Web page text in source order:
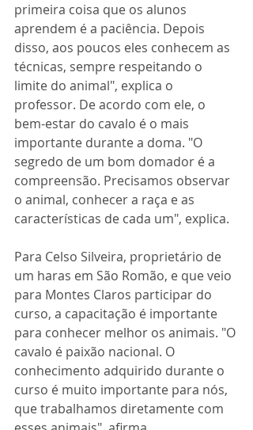
primeira coisa que os alunos
aprendem é a paciência. Depois
disso, aos poucos eles conhecem as
técnicas, sempre respeitando o
limite do animal", explica o
professor. De acordo com ele, o
bem-estar do cavalo é o mais
importante durante a doma. "O
segredo de um bom domador é a
compreensão. Precisamos observar
o animal, conhecer a raça e as
características de cada um", explica.
Para Celso Silveira, proprietário de
um haras em São Romão, e que veio
para Montes Claros participar do
curso, a capacitação é importante
para conhecer melhor os animais. "O
cavalo é paixão nacional. O
conhecimento adquirido durante o
curso é muito importante para nós,
que trabalhamos diretamente com